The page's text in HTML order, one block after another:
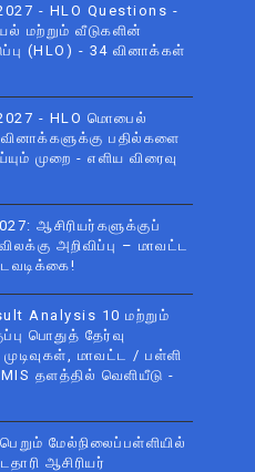
- HLO Questions -
மற்றும் வீடுகளின்
(HLO) - 34 வினாக்கள்
- HLO மொபைல்
பதில்களை
முறை - எளிய விரைவு
ஆசிரியர்களுக்குப்
அறிவிப்பு – மாவட்ட
Analysis 10 மற்றும்
பொதுத் தேர்வு
முடிவுகள், மாவட்ட / பள்ளி
தளத்தில் வெளியீடு -
மேல்நிலைப்பள்ளியில்
ஆசிரியர்